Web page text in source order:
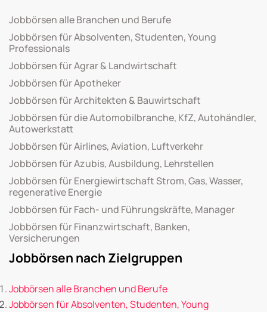
Jobbörsen alle Branchen und Berufe
Jobbörsen für Absolventen, Studenten, Young
Professionals
Jobbörsen für Agrar & Landwirtschaft
Jobbörsen für Apotheker
Jobbörsen für Architekten & Bauwirtschaft
Jobbörsen für die Automobilbranche, KfZ, Autohändler,
Autowerkstatt
Jobbörsen für Airlines, Aviation, Luftverkehr
Jobbörsen für Azubis, Ausbildung, Lehrstellen
Jobbörsen für Energiewirtschaft Strom, Gas, Wasser,
regenerative Energie
Jobbörsen für Fach- und Führungskräfte, Manager
Jobbörsen für Finanzwirtschaft, Banken,
Versicherungen
Jobbörsen nach Zielgruppen
Jobbörsen alle Branchen und Berufe
Jobbörsen für Absolventen, Studenten, Young